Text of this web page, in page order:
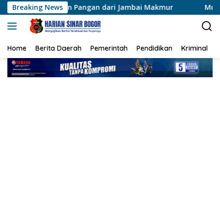
Langsung
ke
konten
Breaking News
dari Jambai Makmur Muktamar XVI Tapak
Home Berita Daerah Pemerintah Pendidikan Kriminal